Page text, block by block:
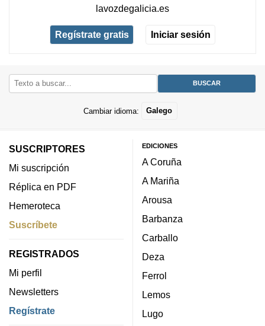
lavozdegalicia.es
Regístrate gratis Iniciar sesión
Cambiar idioma: Galego
SUSCRIPTORES
Mi suscripción
Réplica en PDF
Hemeroteca
Suscríbete
REGISTRADOS
Mi perfil
Newsletters
Regístrate
EDICIONES
A Coruña
A Mariña
Arousa
Barbanza
Carballo
Deza
Ferrol
Lemos
Lugo